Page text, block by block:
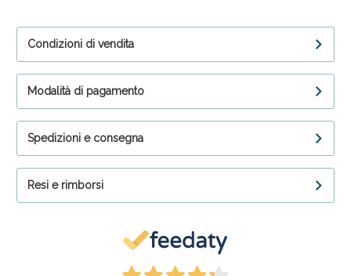
Condizioni di vendita
Modalità di pagamento
Spedizioni e consegna
Resi e rimborsi